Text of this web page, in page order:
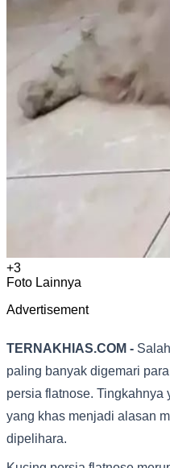
+3
Foto Lainnya
Advertisement
TERNAKHIAS.COM -
paling banyak digemari
persia flatnose.
yang khas menjadi alasan
dipelihara.